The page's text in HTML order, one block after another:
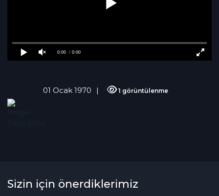
0:00 / 0:00
01 Ocak 1970 1 görüntülenme
Sizin için önerdiklerimiz